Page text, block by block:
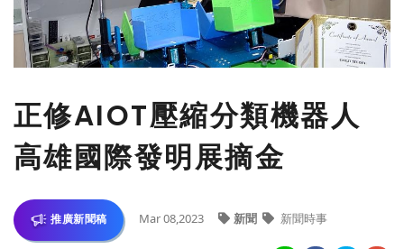
正修AIOT壓縮分類機器人
高雄國際發明展摘金
推廣新聞稿 Mar 08,2023 新聞 新聞時事